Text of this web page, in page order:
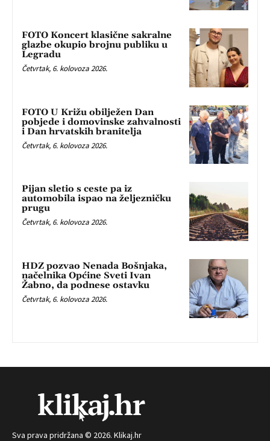
FOTO Koncert klasične sakralne
glazbe okupio brojnu publiku u
Legradu
Četvrtak, 6. kolovoza 2026.
FOTO U Križu obilježen Dan
pobjede i domovinske zahvalnosti
i Dan hrvatskih branitelja
Četvrtak, 6. kolovoza 2026.
Pijan sletio s ceste pa iz
automobila ispao na željezničku
prugu
Četvrtak, 6. kolovoza 2026.
HDZ pozvao Nenada Bošnjaka,
načelnika Općine Sveti Ivan
Žabno, da podnese ostavku
Četvrtak, 6. kolovoza 2026.
Sva prava pridržana © 2026. Klikaj.hr